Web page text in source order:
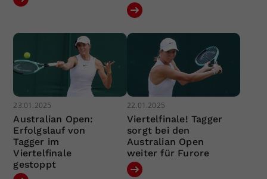
23.01.2025
Australian Open:
Erfolgslauf von
Tagger im
Viertelfinale
gestoppt
22.01.2025
Viertelfinale! Tagger
sorgt bei den
Australian Open
weiter für Furore